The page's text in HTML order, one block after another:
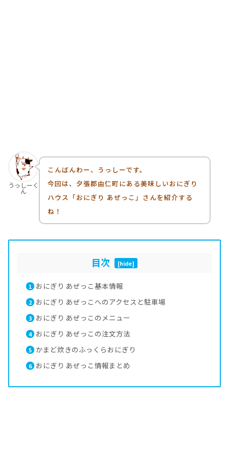
うっしーく
ん
こんばんわー、うっしーです。
今回は、夕張郡由仁町にある美味しいおにぎり
ハウス「おにぎり あぜっこ」さんを紹介する
ね！
目次 [hide]
1 おにぎり あぜっこ基本情報
2 おにぎり あぜっこへのアクセスと駐車場
3 おにぎり あぜっこのメニュー
4 おにぎり あぜっこの注文方法
5 かまど炊きのふっくらおにぎり
6 おにぎり あぜっこ情報まとめ